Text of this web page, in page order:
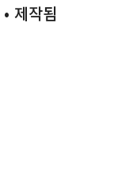
• 제작됨